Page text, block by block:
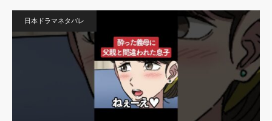
日本ドラマネタバレ